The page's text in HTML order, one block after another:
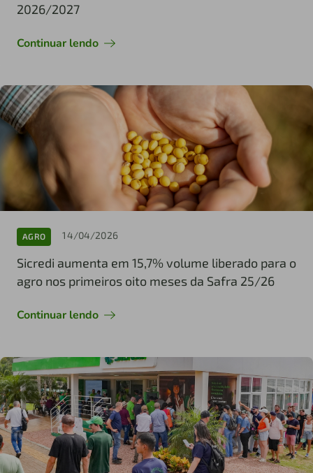
2026/2027
Continuar lendo
AGRO 14/04/2026
Sicredi aumenta em 15,7% volume liberado para o
agro nos primeiros oito meses da Safra 25/26
Continuar lendo